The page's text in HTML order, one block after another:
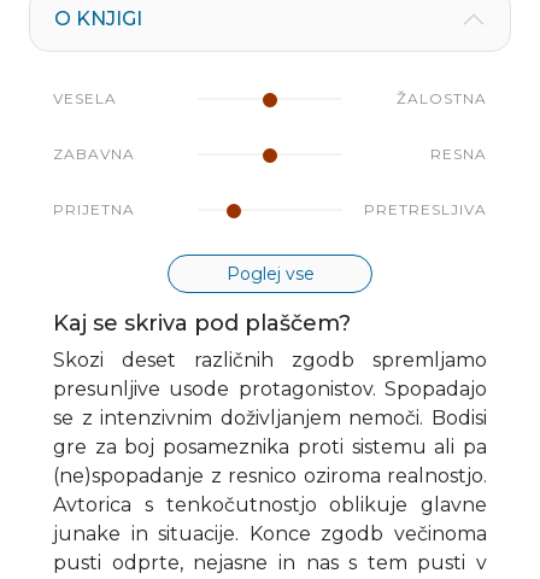
O KNJIGI
VESELA ŽALOSTNA
ZABAVNA RESNA
PRIJETNA PRETRESLJIVA
Poglej vse
Kaj se skriva pod plaščem?
Skozi deset različnih zgodb spremljamo
presunljive usode protagonistov. Spopadajo
se z intenzivnim doživljanjem nemoči. Bodisi
gre za boj posameznika proti sistemu ali pa
(ne)spopadanje z resnico oziroma realnostjo.
Avtorica s tenkočutnostjo oblikuje glavne
junake in situacije. Konce zgodb večinoma
pusti odprte, nejasne in nas s tem pusti v